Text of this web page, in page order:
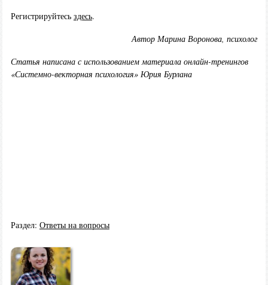
Регистрируйтесь здесь.
Автор Марина Воронова, психолог
Статья написана с использованием материала онлайн-тренингов
«Системно-векторная психология» Юрия Бурлана
Раздел: Ответы на вопросы